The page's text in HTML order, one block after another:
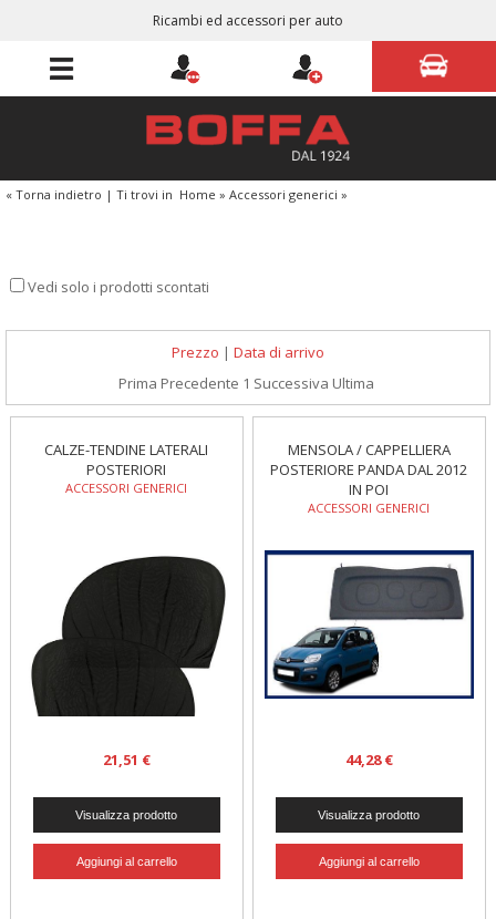
Ricambi ed accessori per auto
« Torna indietro | Ti trovi in Home » Accessori generici »
Vedi solo i prodotti scontati
Prezzo | Data di arrivo
Prima Precedente 1 Successiva Ultima
CALZE-TENDINE LATERALI
POSTERIORI
ACCESSORI GENERICI
21,51 €
MENSOLA / CAPPELLIERA
POSTERIORE PANDA DAL 2012
IN POI
ACCESSORI GENERICI
44,28 €